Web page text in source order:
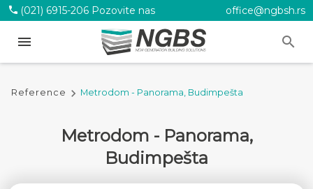
phone (021) 6915-206 Pozovite nas office@ngbsh.rs
menu search
Reference keyboard_arrow_right Metrodom - Panorama, Budimpešta
Metrodom - Panorama,
Budimpešta